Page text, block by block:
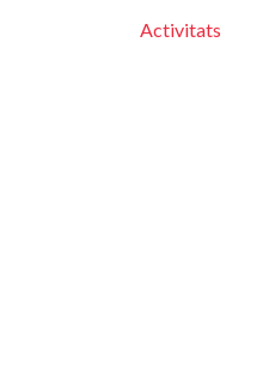
Activitats